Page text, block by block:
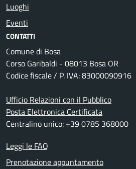
Luoghi
Eventi
CONTATTI
Comune di Bosa
Corso Garibaldi - 08013 Bosa OR
Codice fiscale / P. IVA: 83000090916
Ufficio Relazioni con il Pubblico
Posta Elettronica Certificata
Centralino unico: +39 0785 368000
Leggi le FAQ
Prenotazione appuntamento